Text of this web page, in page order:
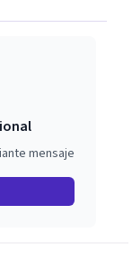
mensaje